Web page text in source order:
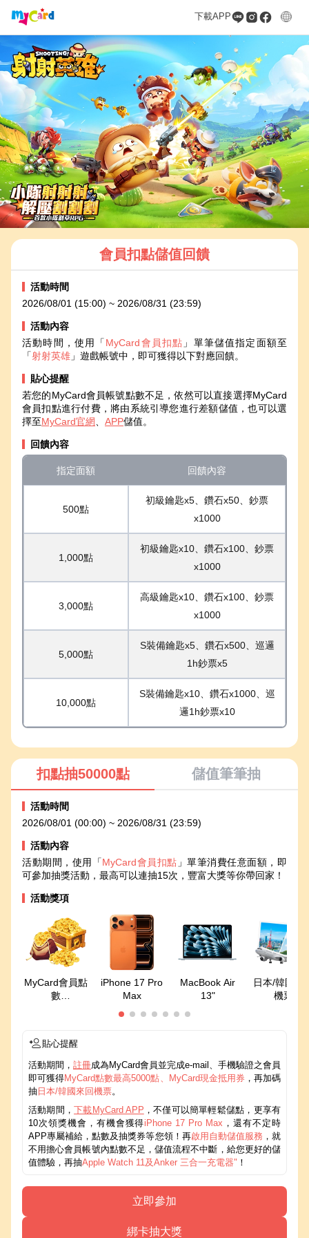
下載APP
會員扣點儲值回饋
活動時間
2026/08/01 (15:00) ~ 2026/08/31 (23:59)
活動內容
活動時間，使用「 MyCard會員扣點 」單筆儲值指定面額至
「射射英雄 」遊戲帳號中，即可獲得以下對應回饋。
貼心提醒
若您的MyCard會員帳號點數不足，依然可以直接選擇MyCard
會員扣點進行付費，將由系統引導您進行差額儲值，也可以選
擇至MyCard官網 APP儲值。
回饋內容
指定面額 回饋內容
500點
初級鑰匙x5、鑽石x50、鈔票
x1000
1,000點
初級鑰匙x10、鑽石x100、鈔票
x1000
3,000點
高級鑰匙x10、鑽石x100、鈔票
x1000
5,000點
S裝備鑰匙x5、鑽石x500、巡邏
1h鈔票x5
10,000點
S裝備鑰匙x10、鑽石x1000、巡
邏1h鈔票x10
扣點抽50000點 儲值筆筆抽
活動時間
2026/08/01 (00:00) ~ 2026/08/31 (23:59)
活動內容
活動期間，使用「MyCard會員扣點 」單筆消費任意面額，即
可參加抽獎活動，最高可以連抽15次，豐富大獎等你帶回家！
活動獎項
MyCard會員點
數
iPhone 17 Pro
Max
MacBook Air
13"
日本/韓國來
機票
貼心提醒
活動期間， 註冊成為MyCard會員並完成e-mail、手機驗證之會員
即可獲得MyCard點數最高5000點、MyCard現金抵用券 ，再加碼
抽 日本/韓國來回機票。
活動期間，下載MyCard APP ，不僅可以簡單輕鬆儲點，更享有
10次領獎機會，有機會獲得iPhone 17 Pro Max ，還有不定時
APP專屬補給，點數及抽獎券等您領！再啟用自動儲值服務 ，就
不用擔心會員帳號內點數不足，儲值流程不中斷，給您更好的儲
值體驗，再抽Apple Watch 11及Anker 三合一充電器" ！
立即參加
綁卡抽大獎